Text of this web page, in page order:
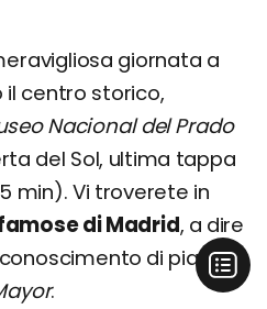
giornata a
il centro storico,
Nacional del Prado
del Sol, ultima tappa
min). Vi troverete in
di Madrid, a dire
di piazza
.